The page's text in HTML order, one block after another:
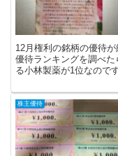
12月権利の銘柄の優待
優待ランキングを調べ
る小林製薬が1位なので
株主優待